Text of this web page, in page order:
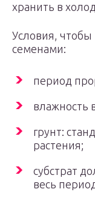
хранить в
Условия, чтобы
семенами:
период
влажность
грунт:
растения;
субстрат
весь